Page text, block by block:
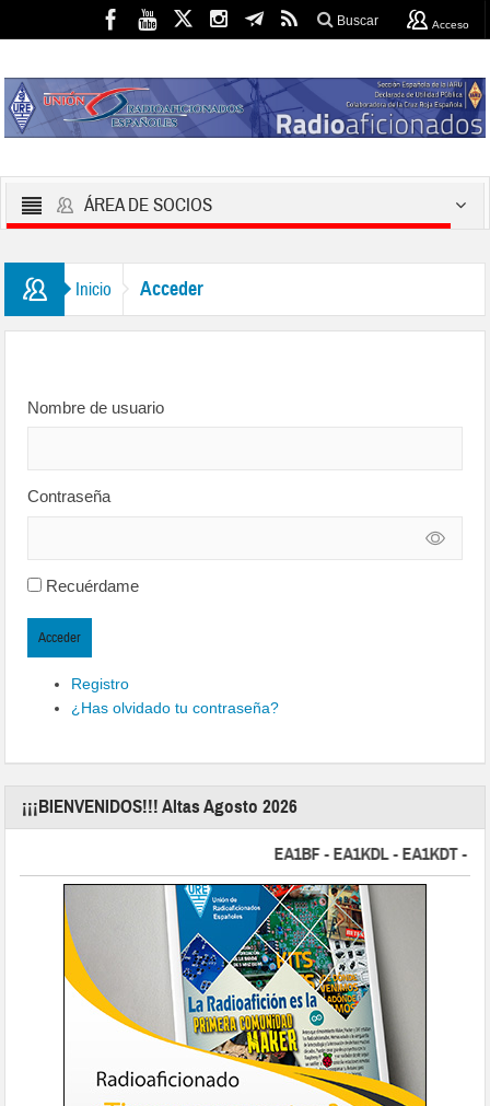
Buscar Acceso
ÁREA DE SOCIOS
Inicio Acceder
Nombre de usuario
Contraseña
Recuérdame
Acceder
Registro
¿Has olvidado tu contraseña?
¡¡¡BIENVENIDOS!!! Altas Agosto 2026
EA1BF - EA1KDL - EA1KDT -